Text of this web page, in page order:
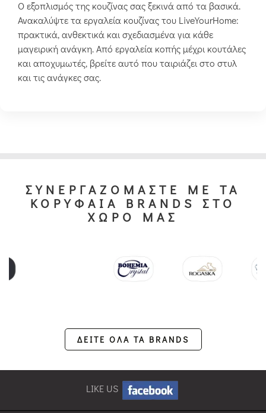
Ο εξοπλισμός της κουζίνας σας ξεκινά από τα βασικά.
Ανακαλύψτε τα εργαλεία κουζίνας του LiveYourHome:
πρακτικά, ανθεκτικά και σχεδιασμένα για κάθε
μαγειρική ανάγκη. Από εργαλεία κοπής μέχρι κουτάλες
και αποχυμωτές, βρείτε αυτό που ταιριάζει στο στυλ
και τις ανάγκες σας.
ΣΥΝΕΡΓΑΖΟΜΑΣΤΕ ΜΕ ΤΑ
ΚΟΡΥΦΑΙΑ BRANDS ΣΤΟ
ΧΩΡΟ ΜΑΣ
ΔΕΙΤΕ ΟΛΑ ΤΑ BRANDS
LIKE US